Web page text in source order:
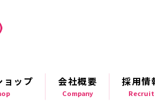
ョップ 会社概要
Company
採用情
Recruit